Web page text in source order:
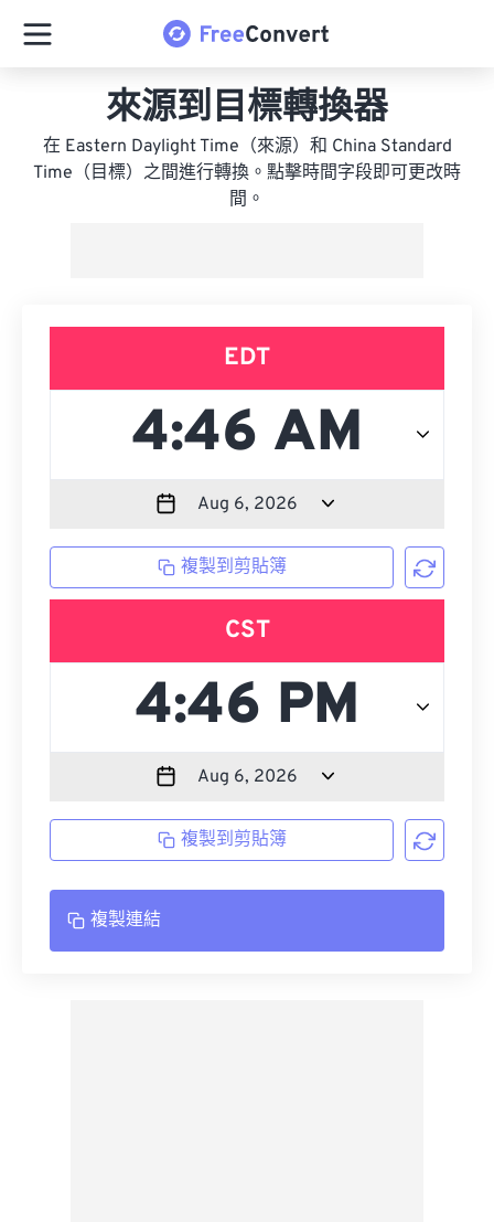
來源到目標轉換器
在 Eastern Daylight Time（來源）和 China Standard
Time（目標）之間進行轉換。點擊時間字段即可更改時
間。
EDT
複製到剪貼簿
CST
複製到剪貼簿
複製連結